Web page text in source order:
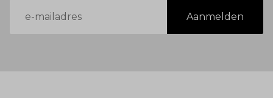
mailadres
Aanmelden